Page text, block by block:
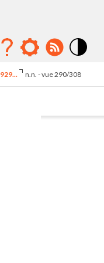
élévé
n.n. - vue 290/308